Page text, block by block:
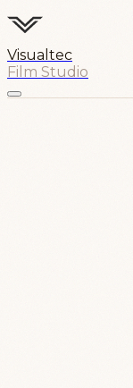
Visualtec
Film Studio